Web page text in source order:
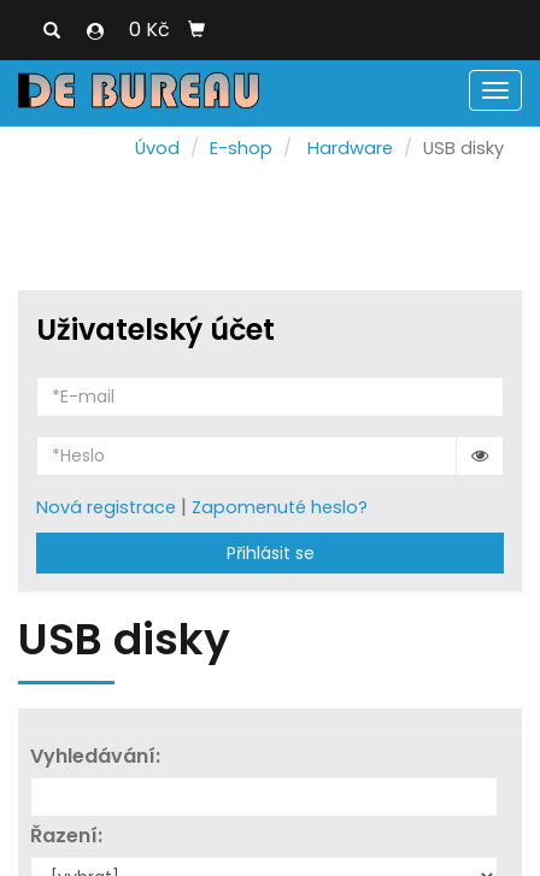
0 Kč
Úvod E-shop Hardware USB disky
Uživatelský účet
Nová registrace | Zapomenuté heslo?
Přihlásit se
USB disky
Vyhledávání:
Řazení: